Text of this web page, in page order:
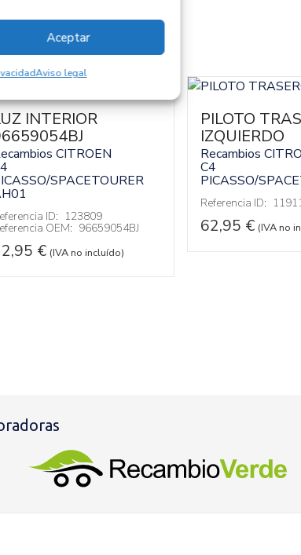
Aceptar
Aviso legal
INTERIOR
CITROEN
SPACETOURER
ID: 123809
OEM: 96659054BJ
€ (IVA no incluído)
PILOTO
IZQUIERDO
Recambios
C4
PICASSO/
Referencia ID:
62,95 € (IVA no